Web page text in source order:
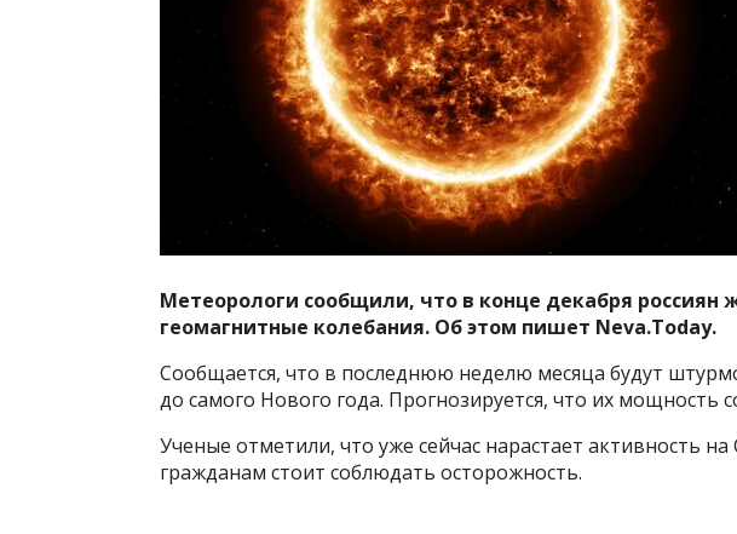
Метеорологи сообщили, что в конце декабря россиян
геомагнитные колебания. Об этом пишет Neva.Today.
Сообщается, что в последнюю неделю месяца будут
до самого Нового года. Прогнозируется, что их мощность
Ученые отметили, что уже сейчас нарастает активность
гражданам стоит соблюдать осторожность.